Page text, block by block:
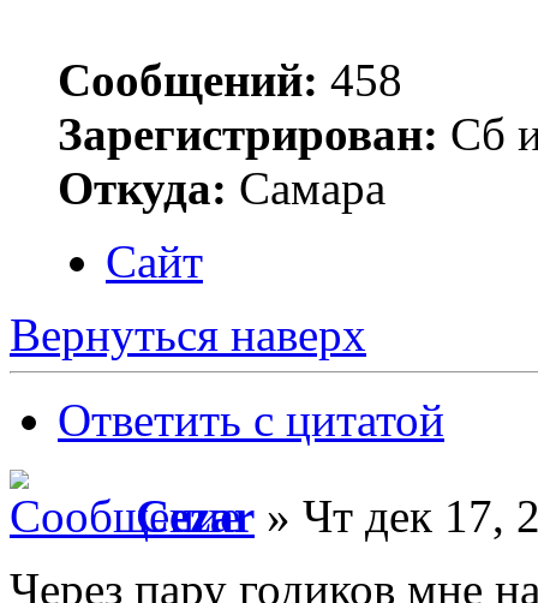
Сообщений: 458
Зарегистрирован: Сб
Откуда: Самара
Сайт
Вернуться наверх
Ответить с цитатой
Cezar » Чт дек 17,
Через пару годиков мне